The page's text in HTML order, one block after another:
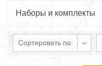
Наборы и комплекты
Сортировать по: